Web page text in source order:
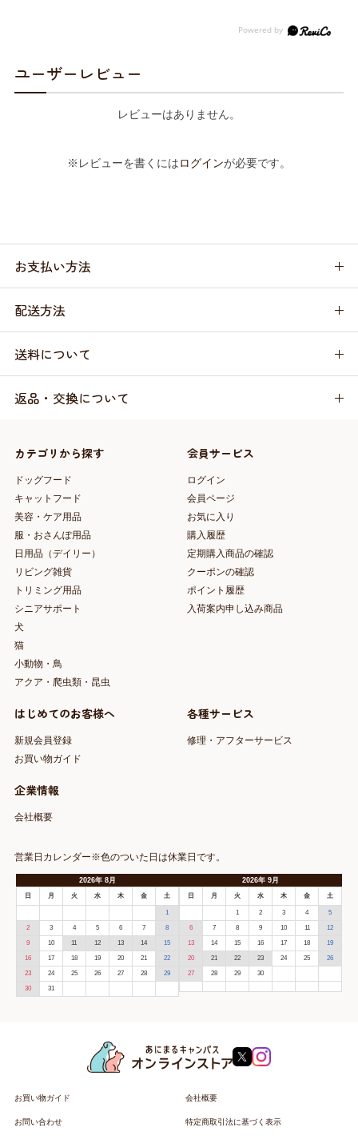
ユーザーレビュー
レビューはありません。
※レビューを書くにはログインが必要です。
お支払い方法
配送方法
送料について
返品・交換について
カテゴリから探す
ドッグフード
キャットフード
美容・ケア用品
服・おさんぽ用品
日用品（デイリー）
リビング雑貨
トリミング用品
シニアサポート
犬
猫
小動物・鳥
アクア・爬虫類・昆虫
会員サービス
ログイン
会員ページ
お気に入り
購入履歴
定期購入商品の確認
クーポンの確認
ポイント履歴
入荷案内申し込み商品
はじめてのお客様へ
新規会員登録
お買い物ガイド
各種サービス
修理・アフターサービス
企業情報
会社概要
営業日カレンダー※色のついた日は休業日です。
2026年 8月
日 月 火 水 木 金 土
1
2 3 4 5 6 7 8
9 10 11 12 13 14 15
16 17 18 19 20 21 22
23 24 25 26 27 28 29
30 31
2026年9月
日 月 火 水 木 金 土
1 2 3 4 5
6 7 8 9 10 11 12
13 14 15 16 17 18 19
20 21 22 23 24 25 26
27 28 29 30
お買い物ガイド 会社概要
お問い合わせ 特定商取引法に基づく表示